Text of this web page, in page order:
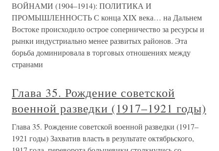
ВОЙНАМИ (1904–1914): ПОЛИТИКА И
ПРОМЫШЛЕННОСТЬ С конца XIX века… на Дальнем
Востоке происходило острое соперничество за ресурсы и
рынки индустриально менее развитых районов. Эта
борьба доминировала в торговых отношениях между
странами
Глава 35. Рождение советской
военной разведки (1917–1921 годы)
Глава 35. Рождение советской военной разведки (1917–
1921 годы) Захватив власть в результате октябрьского,